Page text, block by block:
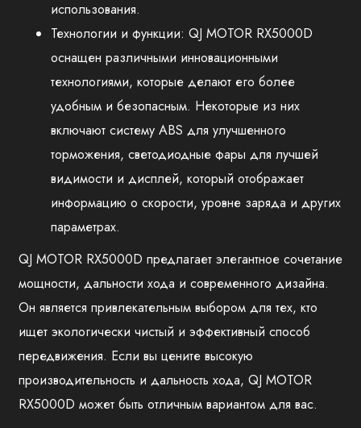
использования.
Технологии и функции: QJ MOTOR RX5000D
оснащен различными инновационными
технологиями, которые делают его более
удобным и безопасным. Некоторые из них
включают систему ABS для улучшенного
торможения, светодиодные фары для лучшей
видимости и дисплей, который отображает
информацию о скорости, уровне заряда и других
параметрах.
QJ MOTOR RX5000D предлагает элегантное сочетание
мощности, дальности хода и современного дизайна.
Он является привлекательным выбором для тех, кто
ищет экологически чистый и эффективный способ
передвижения. Если вы цените высокую
производительность и дальность хода, QJ MOTOR
RX5000D может быть отличным вариантом для вас.